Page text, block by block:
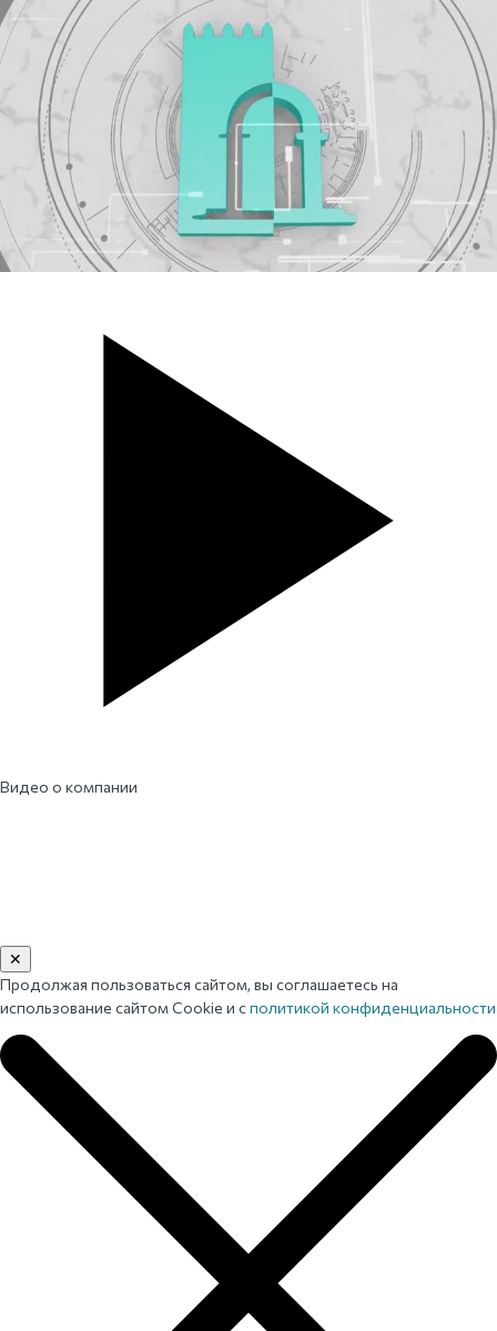
Видео о компании
✕
Продолжая пользоваться сайтом, вы соглашаетесь на
использование сайтом Cookie и сполитикой конфиденциальности